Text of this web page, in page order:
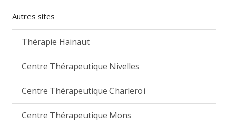
Autres sites
Thérapie Hainaut
Centre Thérapeutique Nivelles
Centre Thérapeutique Charleroi
Centre Thérapeutique Mons